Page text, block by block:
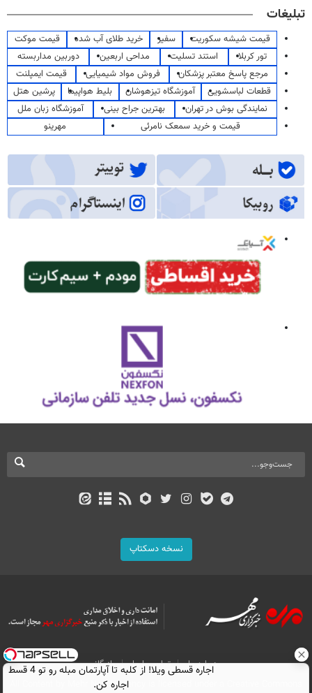
تبلیغات
قیمت شیشه سکوریت سفیر خرید طلای آب شده
قیمت موکت
تور کربلا
استند تسلیت مداحی اربعین
دوربین مداربسته
مرجع پاسخ معتبر پزشکان
فروش مواد شیمیایی
قیمت ایمپلنت
قطعات لباسشویی
آموزشگاه تیزهوشان بلیط هواپیما
پرشین هتل
نمایندگی بوش در تهران
بهترین جراح بینی
آموزشگاه زبان ملل
قیمت و خرید سمعک نامرئی
مهرینو
نسخه دسکتاپ
درباره ما تماس با ما
بازرگانی
All Content by Mehr News Agency is licensed under a Creative Commons
اجاره‌ قسطی ویلا! از کلبه تا آپارتمان مبله رو تو 4 قسط
اجاره کن.